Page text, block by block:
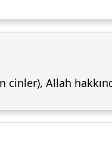
cinler), Allah